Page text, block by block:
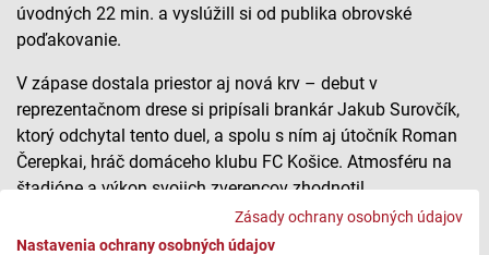
Zásady ochrany osobných údajov
Nastavenia ochrany osobných údajov
úvodných 22 min. a vyslúžill si od publika obrovské
poďakovanie.
V zápase dostala priestor aj nová krv – debut v
reprezentačnom drese si pripísali brankár Jakub Surovčík,
ktorý odchytal tento duel, a spolu s ním aj útočník Roman
Čerepkai, hráč domáceho klubu FC Košice. Atmosféru na
štadióne a výkon svojich zverencov zhodnotil
reprezentačný tréner Vladimír Weiss st.